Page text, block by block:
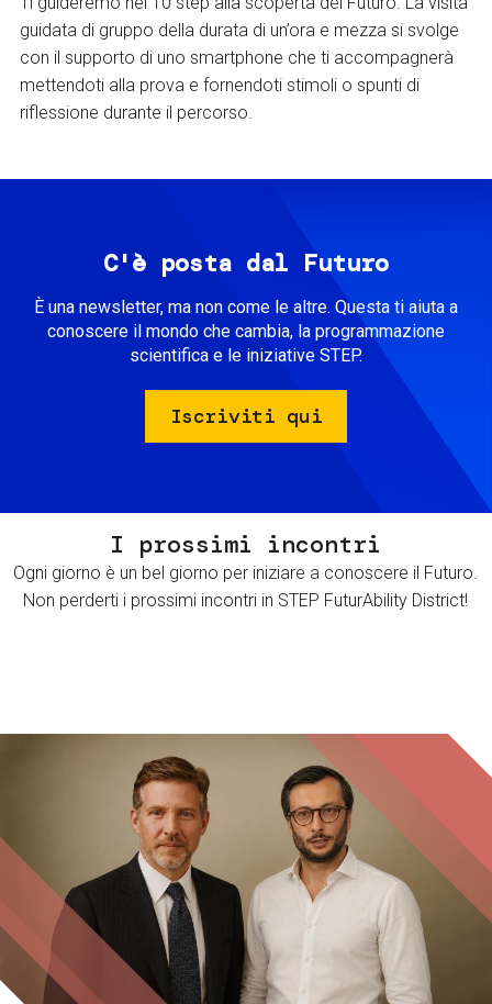
guidata di gruppo della durata di un’ora e mezza si svolge
con il supporto di uno smartphone che ti accompagnerà
mettendoti alla prova e fornendoti stimoli o spunti di
riflessione durante il percorso.
C'è posta dal Futuro
È una newsletter, ma non come le altre. Questa ti aiuta a
conoscere il mondo che cambia, la programmazione
scientifica e le iniziative STEP.
Iscriviti qui
I prossimi incontri
Ogni giorno è un bel giorno per iniziare a conoscere il Futuro.
Non perderti i prossimi incontri in STEP FuturAbility District!